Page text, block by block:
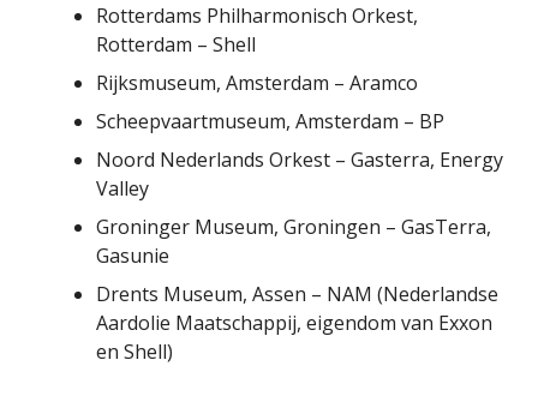
Rotterdams Philharmonisch Orkest,
Rotterdam – Shell
Rijksmuseum, Amsterdam – Aramco
Scheepvaartmuseum, Amsterdam – BP
Noord Nederlands Orkest – Gasterra, Energy
Valley
Groninger Museum, Groningen – GasTerra,
Gasunie
Drents Museum, Assen – NAM (Nederlandse
Aardolie Maatschappij, eigendom van Exxon
en Shell)